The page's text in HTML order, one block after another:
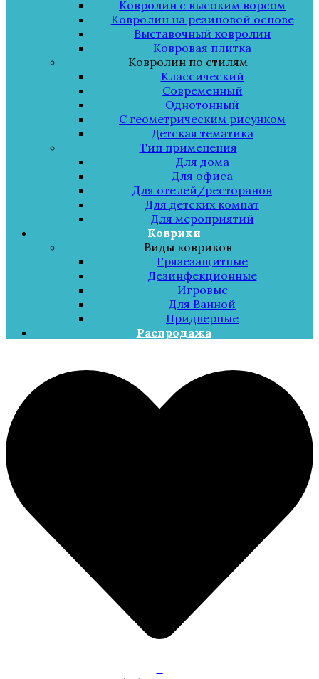
Ковролин с высоким ворсом
Ковролин на резиновой основе
Выставочный ковролин
Ковровая плитка
Ковролин по стилям
Классический
Современный
Однотонный
С геометрическим рисунком
Детская тематика
Тип применения
Для дома
Для офиса
Для отелей/ресторанов
Для детских комнат
Для мероприятий
Коврики
Виды ковриков
Грязезащитные
Дезинфекционные
Игровые
Для Ванной
Придверные
Распродажа